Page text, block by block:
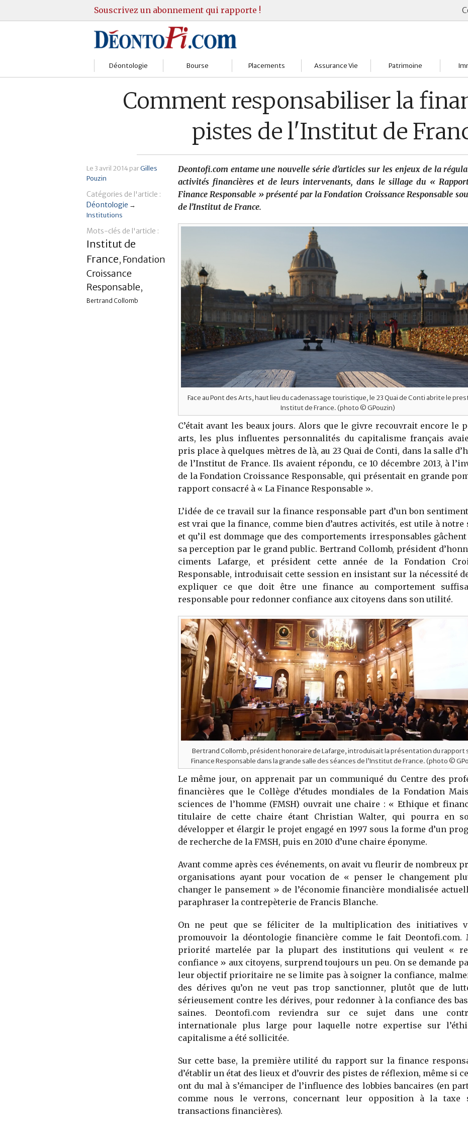
Souscrivez un abonnement qui rapporte !
Déontologie
Gestion
Marchés
Relations clients
Réglementation
Bourse
Guide Actions
Guide Sicav
Stratégie
Marchés
Pratique et OST
Placements
Fonds d’investissments
Assurance vie
Livrets
Immobilier
Divers
Assurance Vie
Assureurs
Choisir
Comprendre
Contrats
Gérer
Patrimoine
Bilan Patrimoine
Conseil Gestion
Objectifs & stratégie
Retraite
Transmission
Comment responsabiliser la
pistes de l'Institut de
Le 3 avril 2014parGilles
Pouzin
Catégories de l'article :
Déontologie →
Institutions
Mots-clés de l'article :
Institut de
France, Fondation
Croissance
Responsable,
Bertrand Collomb
Deontofi.com entame une nouvelle série d’articles sur les enjeux de la
activités financières et de leurs intervenants, dans le sillage du «
Finance Responsable » présenté par la Fondation Croissance Responsable
de l’Institut de France.
Face au Pont des Arts, haut lieu du cadenassage touristique, le 23 Quai de Conti abrite le
Institut de France. (photo © GPouzin)
C’était avant les beaux jours. Alors que le givre recouvrait encore le
arts, les plus influentes personnalités du capitalisme français
pris place à quelques mètres de là, au 23 Quai de Conti, dans la salle
de l’Institut de France. Ils avaient répondu, ce 10 décembre 2013, à
de la Fondation Croissance Responsable, qui présentait en grande
rapport consacré à « La Finance Responsable ».
L’idée de ce travail sur la finance responsable part d’un bon
est vrai que la finance, comme bien d’autres activités, est utile à notre
et qu’il est dommage que des comportements irresponsables
sa perception par le grand public. Bertrand Collomb, président
ciments Lafarge, et président cette année de la Fondation
Responsable, introduisait cette session en insistant sur la nécessité
expliquer ce que doit être une finance au comportement
responsable pour redonner confiance aux citoyens dans son utilité.
Bertrand Collomb, président honoraire de Lafarge, introduisait la présentation du rapport
Finance Responsable dans la grande salle des séances de l’Institut de France. (photo ©
Le même jour, on apprenait par un communiqué du Centre des
financières que le Collège d’études mondiales de la Fondation
sciences de l’homme (FMSH) ouvrait une chaire : « Ethique et
titulaire de cette chaire étant Christian Walter, qui pourra en
développer et élargir le projet engagé en 1997 sous la forme d’un
de recherche de la FMSH, puis en 2010 d’une chaire éponyme.
Avant comme après ces événements, on avait vu fleurir de nombreux
organisations ayant pour vocation de « penser le changement
changer le pansement » de l’économie financière mondialisée
paraphraser la contrepèterie de Francis Blanche.
On ne peut que se féliciter de la multiplication des initiatives
promouvoir la déontologie financière comme le fait Deontofi.com.
priorité martelée par la plupart des institutions qui veulent «
confiance » aux citoyens, surprend toujours un peu. On se demande
leur objectif prioritaire ne se limite pas à soigner la confiance,
des dérives qu’on ne veut pas trop sanctionner, plutôt que de
sérieusement contre les dérives, pour redonner à la confiance des
saines. Deontofi.com reviendra sur ce sujet dans une
internationale plus large pour laquelle notre expertise sur
capitalisme a été sollicitée.
Sur cette base, la première utilité du rapport sur la finance
d’établir un état des lieux et d’ouvrir des pistes de réflexion, même si
ont du mal à s’émanciper de l’influence des lobbies bancaires (en
comme nous le verrons, concernant leur opposition à la taxe
transactions financières).